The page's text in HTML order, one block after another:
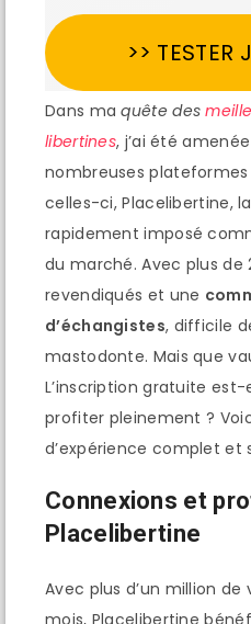
>> TESTER
Dans maquête des
libertines, j’ai été
nombreuses
celles-ci, Placelibertine,
rapidement imposé
du marché. Avec plus de
revendiqués et une
d’échangistes, difficile
mastodonte. Mais que
L’inscription gratuite
profiter pleinement ?
d’expérience complet et
Connexions et
Placelibertine
Avec plus d’un million